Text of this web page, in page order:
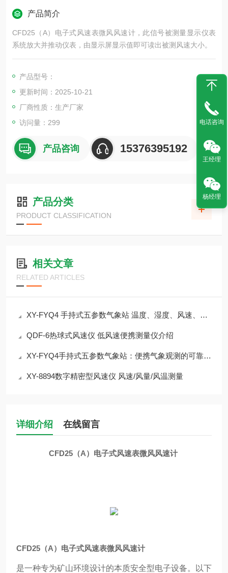
产品简介
CFD25（A）电子式风速表微风风速计，此信号被测量显示仪表
系统放大并推动仪表，由显示屏显示值即可读出被测风速大小。
产品型号：
更新时间：2025-10-21
厂商性质：生产厂家
访问量：299
产品咨询 15376395192
产品分类
PRODUCT CLASSIFICATION
相关文章
RELATED ARTICLES
XY-FYQ4 手持式五参数气象站 温度、湿度、风速、风向、气压
QDF-6热球式风速仪 低风速便携测量仪介绍
XY-FYQ4手持式五参数气象站：便携气象观测的可靠选择介绍
XY-8894数字精密型风速仪 风速/风量/风温测量
详细介绍 在线留言
CFD25（A）电子式风速表微风风速计
CFD25（A）电子式风速表微风风速计
是一种专为矿山环境设计的本质安全型电子设备。以下
电话咨询
王经理
杨经理